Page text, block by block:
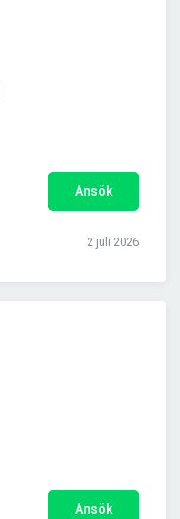
Ansök
2 juli 2026
Ansök